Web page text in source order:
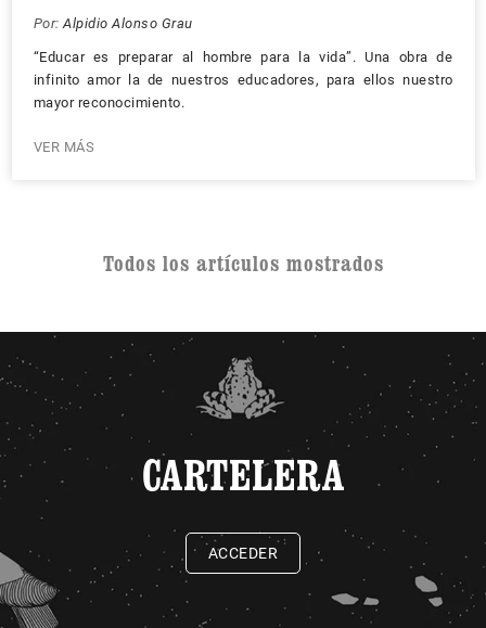
Por: Alpidio Alonso Grau
“Educar es preparar al hombre para la vida”. Una obra de
infinito amor la de nuestros educadores, para ellos nuestro
mayor reconocimiento.
VER MÁS
Todos los artículos mostrados
CARTELERA
ACCEDER